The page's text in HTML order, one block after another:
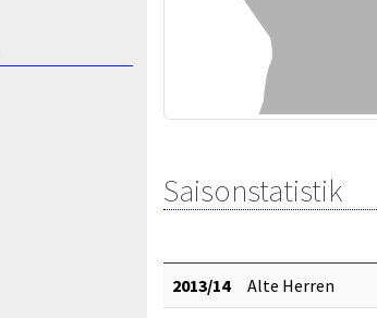
Saisonstatistik
2013/14 Alte Herren